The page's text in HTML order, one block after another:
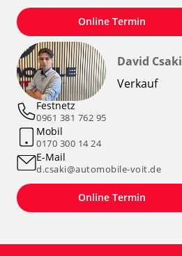
Online Termin
David Csaki
Verkauf
Festnetz
0961 381 762 95
Mobil
0170 300 14 24
E-Mail
d.csaki@automobile-voit.de
Online Termin